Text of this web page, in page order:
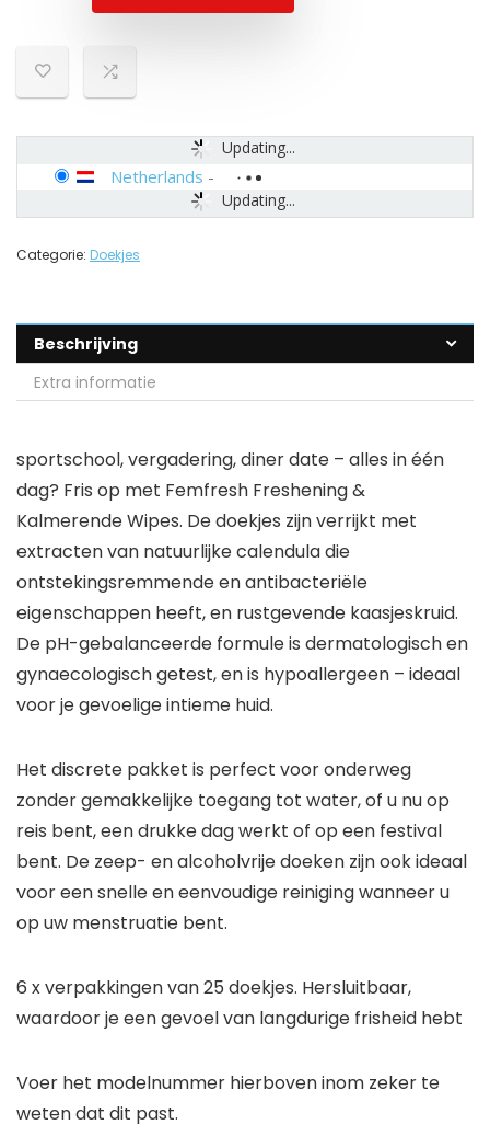
Updating...
Updating...
Netherlands -
Categorie: Doekjes
Beschrijving
Extra informatie
sportschool, vergadering, diner date – alles in één
dag? Fris op met Femfresh Freshening &
Kalmerende Wipes. De doekjes zijn verrijkt met
extracten van natuurlijke calendula die
ontstekingsremmende en antibacteriële
eigenschappen heeft, en rustgevende kaasjeskruid.
De pH-gebalanceerde formule is dermatologisch en
gynaecologisch getest, en is hypoallergeen – ideaal
voor je gevoelige intieme huid.
Het discrete pakket is perfect voor onderweg
zonder gemakkelijke toegang tot water, of u nu op
reis bent, een drukke dag werkt of op een festival
bent. De zeep- en alcoholvrije doeken zijn ook ideaal
voor een snelle en eenvoudige reiniging wanneer u
op uw menstruatie bent.
6 x verpakkingen van 25 doekjes. Hersluitbaar,
waardoor je een gevoel van langdurige frisheid hebt
Voer het modelnummer hierboven inom zeker te
weten dat dit past.